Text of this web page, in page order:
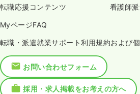
転職応援コンテンツ 看護師派
MyページFAQ
転職・派遣就業サポート利用規約および
お問い合わせフォーム
採用・求人掲載をお考えの方へ